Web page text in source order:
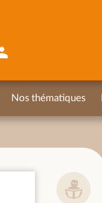
Nos thématiques